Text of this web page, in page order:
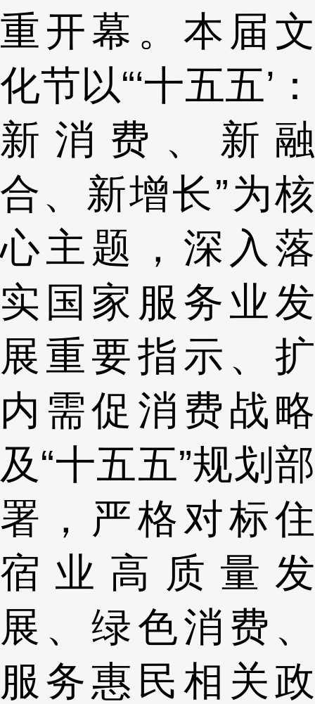
重开幕。本届文
化节以“‘十五五’：
新消费、新融
合、新增长”为核
心主题，深入落
实国家服务业发
展重要指示、扩
内需促消费战略
及“十五五”规划部
署，严格对标住
宿业高质量发
展、绿色消费、
服务惠民相关政